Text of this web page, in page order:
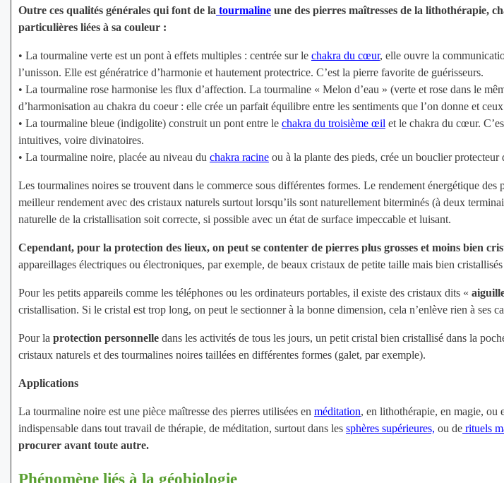
Outre ces qualités générales qui font de la tourmalineune des pierres maîtresses de la lithothérapie,
particulières liées à sa couleur :
• La tourmaline verte est un pont à effets multiples : centrée sur le chakra du cœur, elle ouvre la
l’unisson. Elle est génératrice d’harmonie et hautement protectrice. C’est la pierre favorite de guérisseurs.
• La tourmaline rose harmonise les flux d’affection. La tourmaline « Melon d’eau » (verte et rose dans le
d’harmonisation au chakra du coeur : elle crée un parfait équilibre entre les sentiments que l’on donne et
• La tourmaline bleue (indigolite) construit un pont entre le chakra du troisième œil et le chakra du cœur.
intuitives, voire divinatoires.
• La tourmaline noire, placée au niveau du chakra racineou à la plante des pieds, crée un bouclier protecteur
Les tourmalines noires se trouvent dans le commerce sous différentes formes. Le rendement énergétique
meilleur rendement avec des cristaux naturels surtout lorsqu’ils sont naturellement biterminés (à deux
naturelle de la cristallisation soit correcte, si possible avec un état de surface impeccable et luisant.
Cependant, pour la protection des lieux, on peut se contenter de pierres plus grosses et moins bien
appareillages électriques ou électroniques, par exemple, de beaux cristaux de petite taille mais bien
Pour les petits appareils comme les téléphones ou les ordinateurs portables, il existe des cristaux dits «
cristallisation. Si le cristal est trop long, on peut le sectionner à la bonne dimension, cela n’enlève rien à ses
Pour la protection personnelledans les activités de tous les jours, un petit cristal bien cristallisé dans la
cristaux naturels et des tourmalines noires taillées en différentes formes (galet, par exemple).
Applications
La tourmaline noire est une pièce maîtresse des pierres utilisées en méditation, en lithothérapie, en magie, ou
indispensable dans tout travail de thérapie, de méditation, surtout dans les sphères supérieures, ou derituels
procurer avant toute autre.
Phénomène liés à la géobiologie